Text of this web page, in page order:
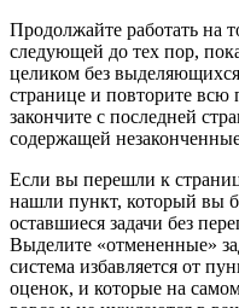
Продолжайте работать на
следующей до тех пор,
целиком без
странице и повторите всю
закончите с последней
содержащей
Если вы перешли к
нашли пункт, который вы
оставшиеся задачи без
Выделите «отмененные»
система избавляется от
оценок, и которые на